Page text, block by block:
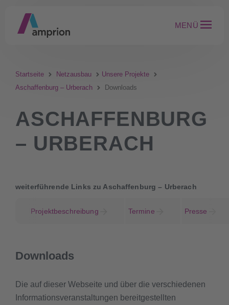
MENÜ
Startseite Netzausbau
Unsere Projekte
Aschaffenburg – Urberach
Downloads
ASCHAFFENBURG
– URBERACH
weiterführende Links zu Aschaffenburg – Urberach
Projektbeschreibung Termine Presse
Downloads
Die auf dieser Webseite und über die verschiedenen
Informationsveranstaltungen bereitgestellten